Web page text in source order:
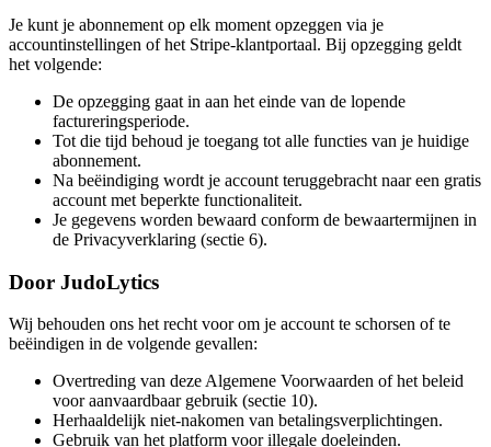
Je kunt je abonnement op elk moment opzeggen via je
accountinstellingen of het Stripe-klantportaal. Bij opzegging geldt
het volgende:
De opzegging gaat in aan het einde van de lopende
factureringsperiode.
Tot die tijd behoud je toegang tot alle functies van je huidige
abonnement.
Na beëindiging wordt je account teruggebracht naar een gratis
account met beperkte functionaliteit.
Je gegevens worden bewaard conform de bewaartermijnen in
de Privacyverklaring (sectie 6).
Door JudoLytics
Wij behouden ons het recht voor om je account te schorsen of te
beëindigen in de volgende gevallen:
Overtreding van deze Algemene Voorwaarden of het beleid
voor aanvaardbaar gebruik (sectie 10).
Herhaaldelijk niet-nakomen van betalingsverplichtingen.
Gebruik van het platform voor illegale doeleinden.